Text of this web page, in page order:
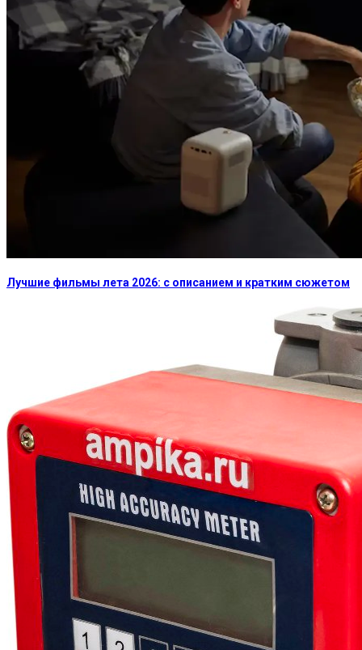
Лучшие фильмы лета 2026: с описанием и кратким сюжетом